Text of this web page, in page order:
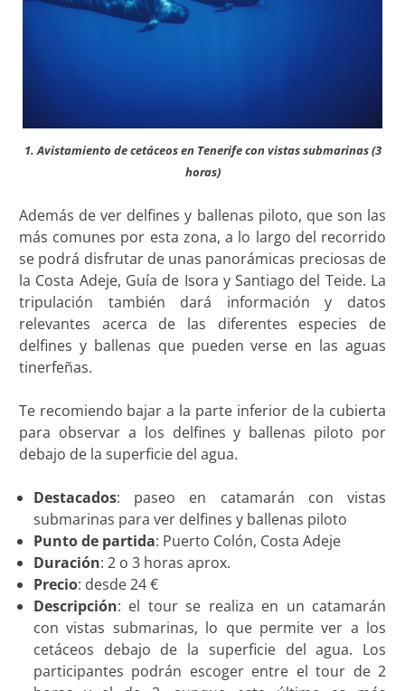
1. Avistamiento de cetáceos en Tenerife con vistas submarinas (3
horas)
Además de ver delfines y ballenas piloto, que son las
más comunes por esta zona, a lo largo del recorrido
se podrá disfrutar de unas panorámicas preciosas de
la Costa Adeje, Guía de Isora y Santiago del Teide. La
tripulación también dará información y datos
relevantes acerca de las diferentes especies de
delfines y ballenas que pueden verse en las aguas
tinerfeñas.
Te recomiendo bajar a la parte inferior de la cubierta
para observar a los delfines y ballenas piloto por
debajo de la superficie del agua.
Destacados: paseo en catamarán con vistas
submarinas para ver delfines y ballenas piloto
Punto de partida: Puerto Colón, Costa Adeje
Duración: 2 o 3 horas aprox.
Precio: desde 24 €
Descripción: el tour se realiza en un catamarán
con vistas submarinas, lo que permite ver a los
cetáceos debajo de la superficie del agua. Los
participantes podrán escoger entre el tour de 2